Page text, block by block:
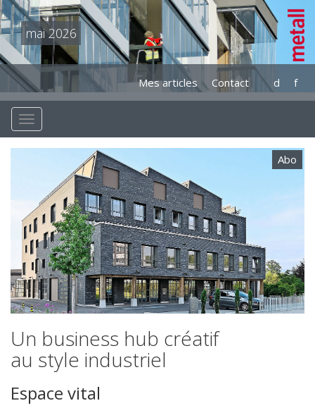
mai 2026
Mes articles Contact d f
Abo
Un business hub créatif
au style industriel
Espace vital